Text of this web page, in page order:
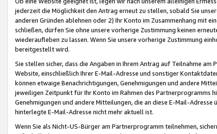
jederzeit die Möglichkeit den Antrag erneut zu stellen, sobald Sie
anderen Gründen ablehnen oder 2) Ihr Konto im Zusammenhang mit
schließen, dürfen Sie ohne unsere vorherige Zustimmung keinen
wiederaufleben zu lassen. Wenn Sie unsere vorherige Zustimmung
bereitgestellt wird.
Sie stellen sicher, dass die Angaben in Ihrem Antrag auf Teilnahme
Website, einschließlich Ihrer E-Mail-Adresse und sonstiger
können etwaige Benachrichtigungen, Genehmigungen und andere
jeweiligen Zeitpunkt für Ihr Konto im Rahmen des Partnerprogramms
Genehmigungen und andere Mitteilungen, die an diese E-Mail-
hinterlegte E-Mail-Adresse nicht mehr aktuell ist.
Wenn Sie als Nicht-US-Bürger am Partnerprogramm teilnehmen,